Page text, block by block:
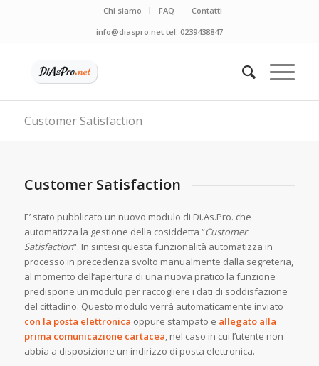
Chi siamo FAQ
Contatti
info@diaspro.net tel. 0239438847
Customer Satisfaction
Customer Satisfaction
E’ stato pubblicato un nuovo modulo di Di.As.Pro. che
automatizza la gestione della cosiddetta “Customer
Satisfaction“. In sintesi questa funzionalità automatizza in
processo in precedenza svolto manualmente dalla segreteria,
al momento dell’apertura di una nuova pratico la funzione
predispone un modulo per raccogliere i dati di soddisfazione
del cittadino. Questo modulo verrà automaticamente inviato
con la posta elettronica oppure stampato e allegato alla
prima comunicazione cartacea, nel caso in cui l’utente non
abbia a disposizione un indirizzo di posta elettronica.